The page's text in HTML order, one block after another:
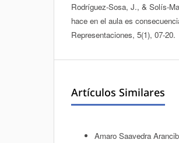
Rodríguez-Sosa, J., & Solís-
hace en el aula es
Representaciones, 5(1), 07-20.
Artículos Similares
Amaro Saavedra